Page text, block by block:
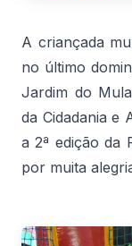
A criançada
no último
Jardim do
da Cidadania e
a 2ª edição da
por muita